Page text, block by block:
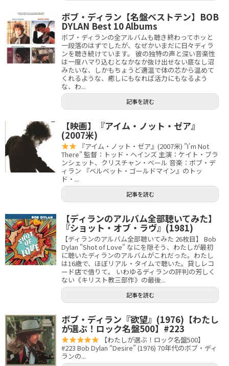
ボブ・ディラン【名盤ベストテン】BOB
DYLAN Best 10 Albums
ボブ・ディランの全アルバムも聴き終わってホッと
一段落のはずでしたが、なぜかいまだに日々ディラ
ンを聴き続けています。 彼の独特の声と深い音楽性
は一度ハマり込むとなかなか抜け出せない底なし沼
みたいな、しかもちょうど適温で体の芯から温めて
くれるような、癒しにもなれば活力にもなるよう
な、わ...
記事を読む
【映画】『アイム・ノット・ゼア』
(2007米)
『アイム・ノット・ゼア』(2007米) "I'm Not
There" 監督：トッド・ヘインズ 主演：ケイト・ブラ
ンシェット、クリスチャン・ベール 音楽：ボブ・デ
ィラン 『ベルベット・ゴールドマイン』のトッ
ド・...
記事を読む
【ディランのアルバム全部聴いてみた】
『ショット・オブ・ラヴ』(1981)
【ディランのアルバム全部聴いてみた 26枚目】 Bob
Dylan "Shot of Love" なにを隠そう、わたしが最初
に聴いたディランのアルバムがこれだった。わたし
は16歳で、ほぼリアル・タイムで聴いた。貸しレコ
ード店で借りて。 いわゆるディランの評判の芳しく
ない《キリスト教三部作》の最後...
記事を読む
ボブ・ディラン『欲望』(1976)【わたし
が選ぶ！ロック名盤500】#223
【わたしが選ぶ！ロック名盤500】
#223 Bob Dylan “Desire” (1976) 70年代のボブ・ディ
ランの...